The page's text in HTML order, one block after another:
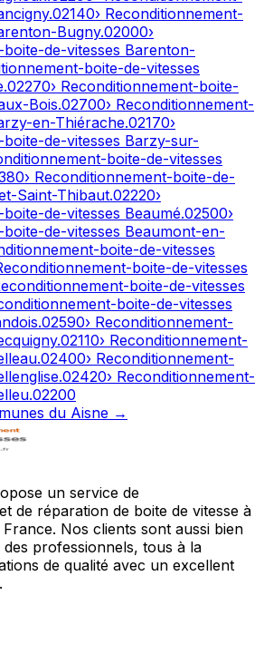
.02140› Reconditionnement-
Bugny.02000›
de-vitesses Barenton-
boite-de-vitesses
.02270› Reconditionnement-boite-
Bois.02700› Reconditionnement-
en-Thiérache.02170›
de-vitesses Barzy-sur-
boite-de-vitesses
› Reconditionnement-boite-de-
Saint-Thibaut.02220›
de-vitesses Beaumé.02500›
de-vitesses Beaumont-en-
boite-de-vitesses
boite-de-vitesses
boite-de-vitesses
boite-de-vitesses
.02590› Reconditionnement-
.02110› Reconditionnement-
.02400› Reconditionnement-
.02420› Reconditionnement-
.02200
du Aisne →
un service de
de réparation de boite de vitesse à
Nos clients sont aussi bien
professionnels, tous à la
de qualité avec un excellent